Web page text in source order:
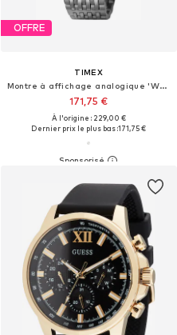
OFFRE
TIMEX
Montre à affichage analogique 'Waterbury'
171,75 €
À l'origine : 229,00 €
Dernier prix le plus bas :171,75 €